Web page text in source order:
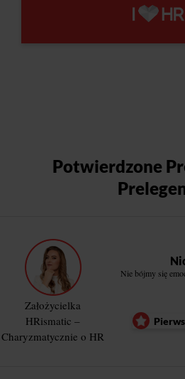
Potwierdzone
Założycielka
HRismatic –
Charyzmatycznie o HR
Nie bójmy się